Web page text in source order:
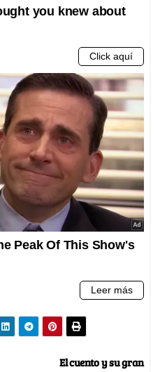
El cuento y su gran